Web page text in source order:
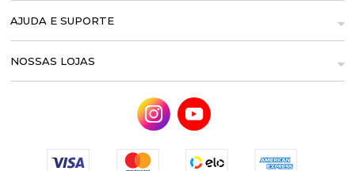
AJUDA E SUPORTE
NOSSAS LOJAS